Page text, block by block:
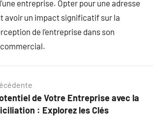
entreprise. Opter pour une adresse
avoir un impact significatif sur la
de l’entreprise dans son
de Votre Entreprise avec la
: Explorez les Clés